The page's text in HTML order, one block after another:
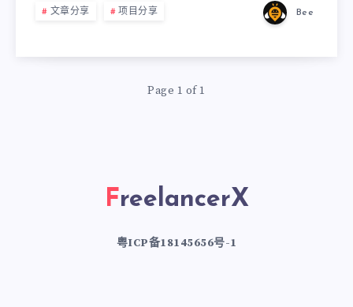
文章分享 项目分享 Bee
Page 1 of 1
FreelancerX
粤ICP备18145656号-1